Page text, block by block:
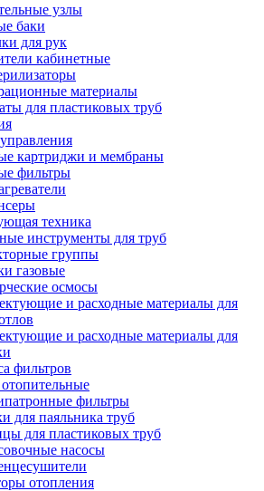
узлы
баки
для рук
кабинетные
материалы
для пластиковых труб
картриджи и мембраны
фильтры
техника
инструменты для труб
группы
газовые
осмосы
и расходные материалы для
и расходные материалы для
фильтров
фильтры
для паяльника труб
для пластиковых труб
насосы
отопления